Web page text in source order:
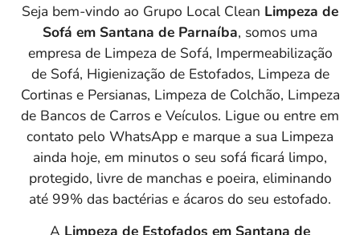
Seja bem-vindo ao Grupo Local Clean Limpeza de
Sofá em Santana de Parnaíba, somos uma
empresa de Limpeza de Sofá, Impermeabilização
de Sofá, Higienização de Estofados, Limpeza de
Cortinas e Persianas, Limpeza de Colchão, Limpeza
de Bancos de Carros e Veículos. Ligue ou entre em
contato pelo WhatsApp e marque a sua Limpeza
ainda hoje, em minutos o seu sofá ficará limpo,
protegido, livre de manchas e poeira, eliminando
até 99% das bactérias e ácaros do seu estofado.
A Limpeza de Estofados em Santana de